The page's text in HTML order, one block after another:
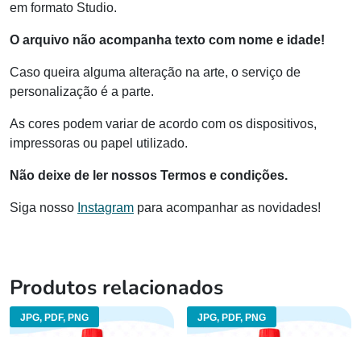
em formato Studio.
O arquivo não acompanha texto com nome e idade!
Caso queira alguma alteração na arte, o serviço de
personalização é a parte.
As cores podem variar de acordo com os dispositivos,
impressoras ou papel utilizado.
Não deixe de ler nossos Termos e condições.
Siga nosso Instagram para acompanhar as novidades!
Produtos relacionados
JPG, PDF, PNG JPG, PDF, PNG